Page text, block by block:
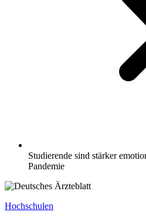
Studierende sind stärker
Pandemie
Hochschulen